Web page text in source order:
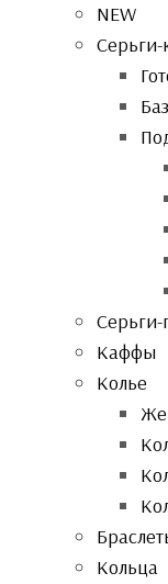
NEW
Серьги-
Серьги-
Каффы
Колье
Кольца